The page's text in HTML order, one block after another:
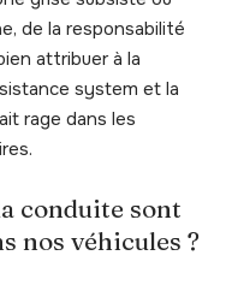
de la responsabilité
attribuer à la
system et la
rage dans les
conduite sont
nos véhicules ?